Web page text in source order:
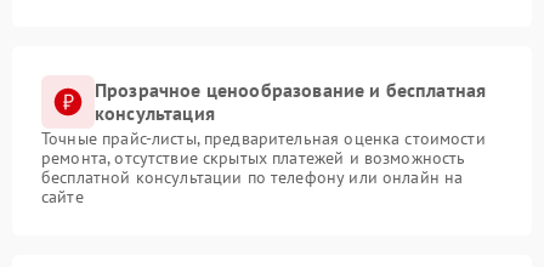
Прозрачное ценообразование и бесплатная
консультация
Точные прайс-листы, предварительная оценка стоимости
ремонта, отсутствие скрытых платежей и возможность
бесплатной консультации по телефону или онлайн на
сайте